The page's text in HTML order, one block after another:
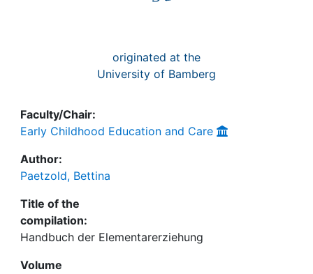
originated at the
University of Bamberg
Faculty/Chair:
Early Childhood Education and Care
Author:
Paetzold, Bettina
Title of the
compilation:
Handbuch der Elementarerziehung
Volume